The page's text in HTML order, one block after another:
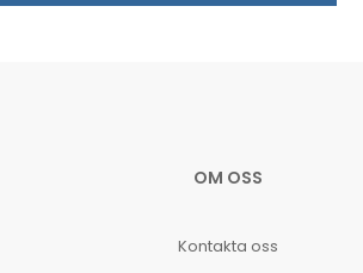
OM OSS
Kontakta oss